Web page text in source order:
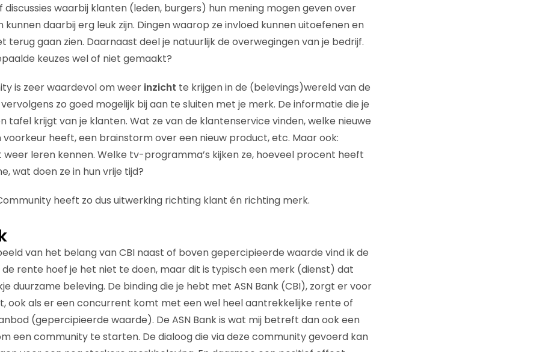
discussies waarbij klanten (leden, burgers) hun mening mogen geven over
daarbij erg leuk zijn. Dingen waarop ze invloed kunnen uitoefenen en
terug gaan zien. Daarnaast deel je natuurlijk de overwegingen van je bedrijf.
keuzes wel of niet gemaakt?
is zeer waardevol om weer inzicht te krijgen in de (belevings)wereld van de
zo goed mogelijk bij aan te sluiten met je merk. De informatie die je
tafel krijgt van je klanten. Wat ze van de klantenservice vinden, welke nieuwe
heeft, een brainstorm over een nieuw product, etc. Maar ook:
weer leren kennen. Welke tv-programma’s kijken ze, hoeveel procent heeft
wat doen ze in hun vrije tijd?
heeft zo dus uitwerking richting klant én richting merk.
van het belang van CBI naast of boven gepercipieerde waarde vind ik de
de rente hoef je het niet te doen, maar dit is typisch een merk (dienst) dat
duurzame beleving. De binding die je hebt met ASN Bank (CBI), zorgt er voor
ook als er een concurrent komt met een wel heel aantrekkelijke rente of
(gepercipieerde waarde). De ASN Bank is wat mij betreft dan ook een
een community te starten. De dialoog die via deze community gevoerd kan